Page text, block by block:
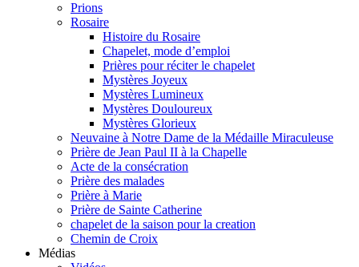
Prions
Rosaire
Histoire du Rosaire
Chapelet, mode d’emploi
Prières pour réciter le chapelet
Mystères Joyeux
Mystères Lumineux
Mystères Douloureux
Mystères Glorieux
Neuvaine à Notre Dame de la Médaille Miraculeuse
Prière de Jean Paul II à la Chapelle
Acte de la consécration
Prière des malades
Prière à Marie
Prière de Sainte Catherine
chapelet de la saison pour la creation
Chemin de Croix
Médias